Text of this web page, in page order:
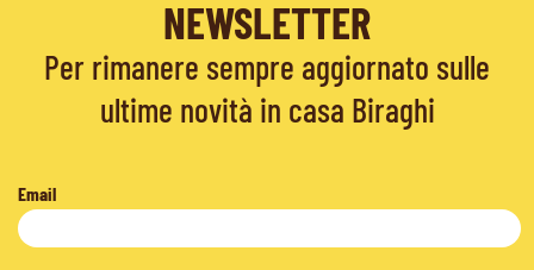
NEWSLETTER
Per rimanere sempre aggiornato sulle
ultime novità in casa Biraghi
Email